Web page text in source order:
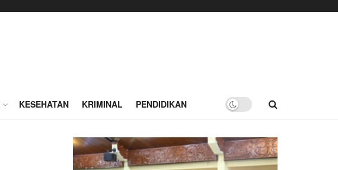
KESEHATAN KRIMINAL PENDIDIKAN